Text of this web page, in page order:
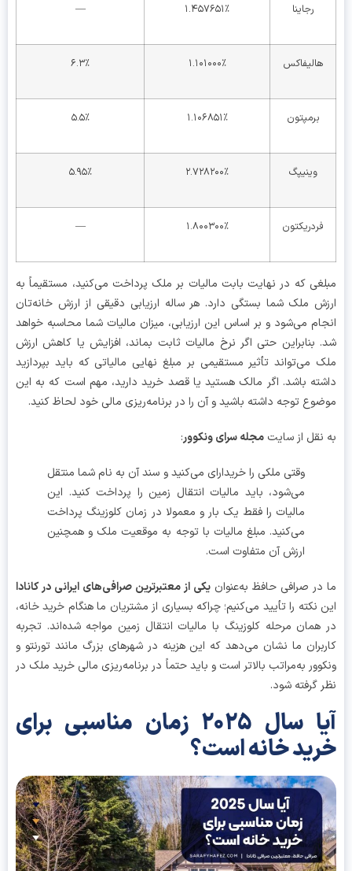
۱.۴۵۷۶۵۱٪
هالیفاکس ۱.۱۰۱۰۰۰٪
برمپتون ۱.۱۰۶۸۵۱٪
وینیپگ ۲.۷۲۸۲۰۰٪
فردریکتون ۱.۸۰۰۳۰۰٪
که در نهایت بابت مالیات بر ملک پرداخت می‌کنید، مستقیماً به
ملک شما بستگی دارد. هر ساله ارزیابی دقیقی از ارزش خانه‌تان
می‌شود و بر اساس این ارزیابی، میزان مالیات شما محاسبه خواهد
بنابراین حتی اگر نرخ مالیات ثابت بماند، افزایش یا کاهش ارزش
می‌تواند تأثیر مستقیمی بر مبلغ نهایی مالیاتی که باید بپردازید
باشد. اگر مالک هستید یا قصد خرید دارید، مهم است که به این
توجه داشته باشید و آن را در برنامه‌ریزی مالی خود لحاظ کنید.
از سایتمجله سرای ونکوور:
وقتی ملکی را خریدارای می‌کنید و سند آن به نام شما منتقل
می‌شود، باید مالیات انتقال زمین را پرداخت کنید. این
مالیات را فقط یک بار و معمولا در زمان کلوزینگ پرداخت
می‌کنید. مبلغ مالیات با توجه به موقعیت ملک و همچنین
ارزش آن متفاوت است.
صرافی حافظ به‌عنوانیکی از معتبرترین صرافی‌های ایرانی در کانادا
نکته را تأیید می‌کنیم؛ چراکه بسیاری از مشتریان ما هنگام خرید خانه،
مرحله کلوزینگ با مالیات انتقال زمین مواجه شده‌اند. تجربه
ما نشان می‌دهد که این هزینه در شهرهای بزرگ مانند تورنتو و
به‌مراتب بالاتر است و باید حتماً در برنامه‌ریزی مالی خرید ملک در
گرفته شود.
آیا سال ۲۰۲۵ زمان مناسبی برای
خانه است؟